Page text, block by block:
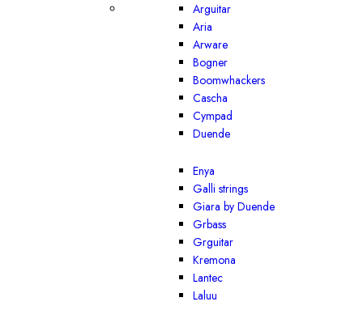
Arguitar
Aria
Arware
Bogner
Boomwhackers
Cascha
Cympad
Duende
Enya
Galli strings
Giara by Duende
Grbass
Grguitar
Kremona
Lantec
Laluu